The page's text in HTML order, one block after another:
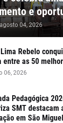
e
agosto 04, 2026
Rebelo
entre as 50
06, 2026
Pedagógica
SMT destacam
em São